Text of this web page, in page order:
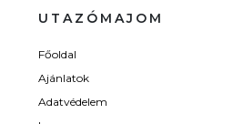
UTAZÓMAJOM
Főoldal
Ajánlatok
Adatvédelem